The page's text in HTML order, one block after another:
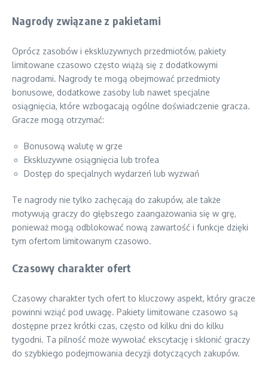
Nagrody związane z pakietami
Oprócz zasobów i ekskluzywnych przedmiotów, pakiety
limitowane czasowo często wiążą się z dodatkowymi
nagrodami. Nagrody te mogą obejmować przedmioty
bonusowe, dodatkowe zasoby lub nawet specjalne
osiągnięcia, które wzbogacają ogólne doświadczenie gracza.
Gracze mogą otrzymać:
Bonusową walutę w grze
Ekskluzywne osiągnięcia lub trofea
Dostęp do specjalnych wydarzeń lub wyzwań
Te nagrody nie tylko zachęcają do zakupów, ale także
motywują graczy do głębszego zaangażowania się w grę,
ponieważ mogą odblokować nową zawartość i funkcje dzięki
tym ofertom limitowanym czasowo.
Czasowy charakter ofert
Czasowy charakter tych ofert to kluczowy aspekt, który gracze
powinni wziąć pod uwagę. Pakiety limitowane czasowo są
dostępne przez krótki czas, często od kilku dni do kilku
tygodni. Ta pilność może wywołać ekscytację i skłonić graczy
do szybkiego podejmowania decyzji dotyczących zakupów.